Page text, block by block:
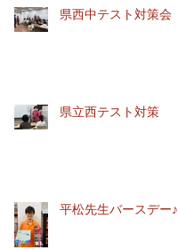
県西中テスト対策会
県立西テスト対策
平松先生バースデー♪